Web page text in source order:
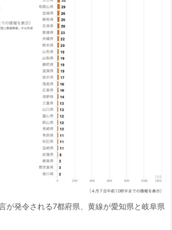
が発令される7都府県、黄線が愛知県と岐阜県